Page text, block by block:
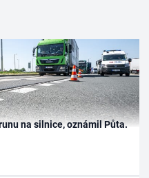
na silnice, oznámil Půta.